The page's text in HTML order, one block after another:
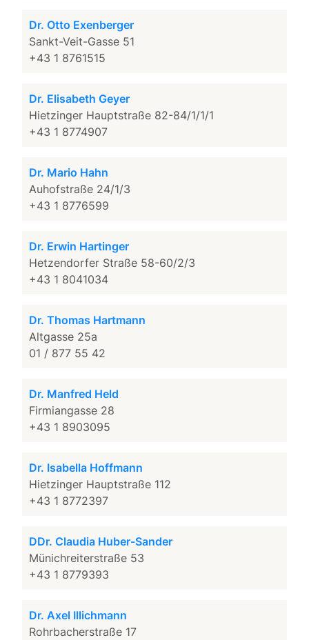
Dr. Otto Exenberger
Sankt-Veit-Gasse 51
+43 1 8761515
Dr. Elisabeth Geyer
Hietzinger Hauptstraße 82-84/1/1/1
+43 1 8774907
Dr. Mario Hahn
Auhofstraße 24/1/3
+43 1 8776599
Dr. Erwin Hartinger
Hetzendorfer Straße 58-60/2/3
+43 1 8041034
Dr. Thomas Hartmann
Altgasse 25a
01 / 877 55 42
Dr. Manfred Held
Firmiangasse 28
+43 1 8903095
Dr. Isabella Hoffmann
Hietzinger Hauptstraße 112
+43 1 8772397
DDr. Claudia Huber-Sander
Münichreiterstraße 53
+43 1 8779393
Dr. Axel Illichmann
Rohrbacherstraße 17